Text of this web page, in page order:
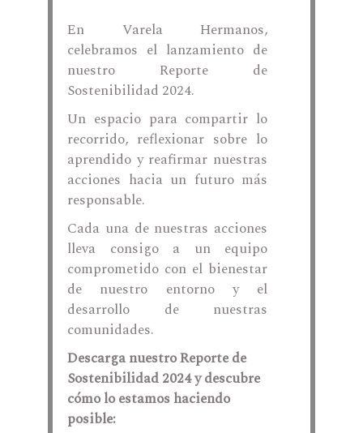
En Varela Hermanos,
celebramos el lanzamiento de
nuestro Reporte de
Sostenibilidad 2024.
Un espacio para compartir lo
recorrido, reflexionar sobre lo
aprendido y reafirmar nuestras
acciones hacia un futuro más
responsable.
Cada una de nuestras acciones
lleva consigo a un equipo
comprometido con el bienestar
de nuestro entorno y el
desarrollo de nuestras
comunidades.
Descarga nuestro Reporte de
Sostenibilidad 2024 y descubre
cómo lo estamos haciendo
posible: